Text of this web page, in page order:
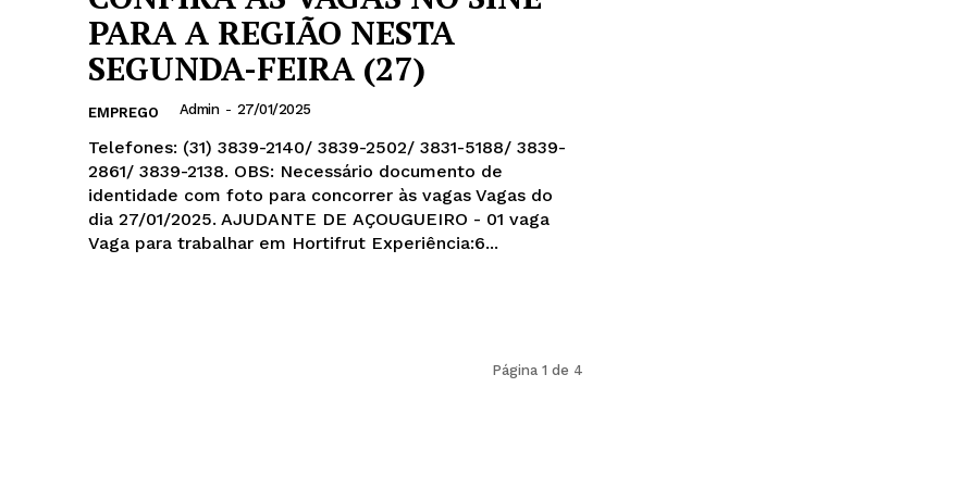
PARA A REGIÃO NESTA
SEGUNDA-FEIRA (27)
EMPREGO Admin - 27/01/2025
Telefones: (31) 3839-2140/ 3839-2502/ 3831-5188/ 3839-
2861/ 3839-2138. OBS: Necessário documento de
identidade com foto para concorrer às vagas Vagas do
dia 27/01/2025. AJUDANTE DE AÇOUGUEIRO - 01 vaga
Vaga para trabalhar em Hortifrut Experiência:6...
Página 1 de 4